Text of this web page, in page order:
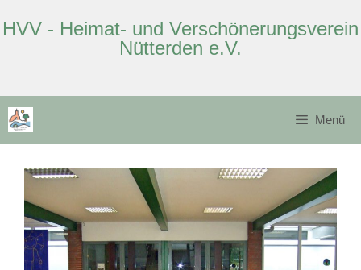
HVV - Heimat- und Verschönerungsverein
Nütterden e.V.
springen
Menü